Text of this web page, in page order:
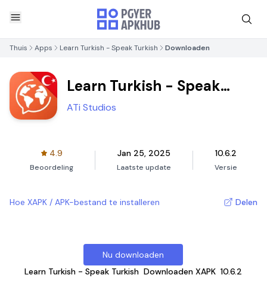
Thuis Apps Learn Turkish - Speak Turkish Downloaden
Learn Turkish - Speak
Turkish
ATi Studios
4.9
Beoordeling
Jan 25, 2025
Laatste update
10.6.2
Versie
Hoe XAPK / APK-bestand te installeren Delen
Nu downloaden
Learn Turkish - Speak Turkish Downloaden XAPK 10.6.2